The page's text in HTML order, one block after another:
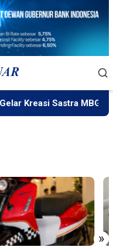
Sastra MBG
»